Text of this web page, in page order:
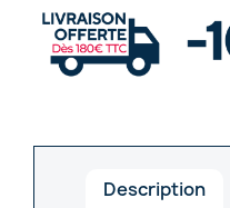
Description